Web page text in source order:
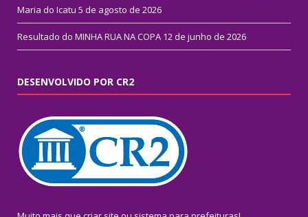
Maria do Icatu 5 de agosto de 2026
Resultado do MINHA RUA NA COPA 12 de junho de 2026
DESENVOLVIDO POR CR2